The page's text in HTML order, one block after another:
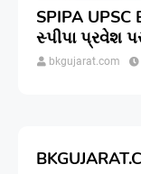
SPIPA
સ્પીપા પ્રવેશ
રીતે કરવી?
bkgujarat.com